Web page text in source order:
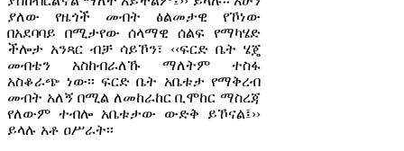
ያለው የዜጎች መብት ፅልመታዊ የኾነው
በአደባባይ በሚታየው ሰላማዊ ሰልፍ የማካሄድ
ችሎታ አንጻር ብቻ ሳይኾን፣ ‹‹ፍርድ ቤት ሄጄ
መብቴን አስከብራለኹ ማለትም ተስፋ
አስቆራጭ ነው፡፡ ፍርድ ቤት አቤቱታ የማቅረብ
መብት አለኝ በሚል ለመከራከር ቢሞከር ማስረጃ
የለውም ተብሎ አቤቱታው ውድቅ ይኾናል፤››
ይላሉ አቶ ዐሥራት፡፡